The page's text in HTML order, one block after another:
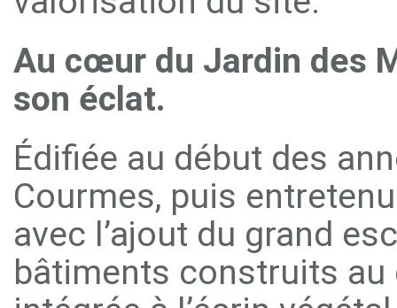
Au cœur du Jardin des
son éclat.
Édifiée au début des
Courmes, puis
avec l’ajout du grand
bâtiments construits au